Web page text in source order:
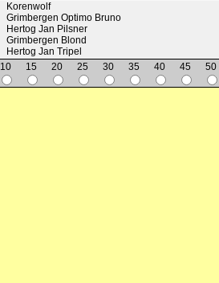
Korenwolf
Grimbergen Optimo Bruno
Hertog Jan Pilsner
Grimbergen Blond
Hertog Jan Tripel
10
15 20 25 30 35 40 45 50